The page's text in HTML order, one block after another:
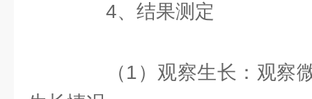
4、结果测定
（1）观察生长：观察微